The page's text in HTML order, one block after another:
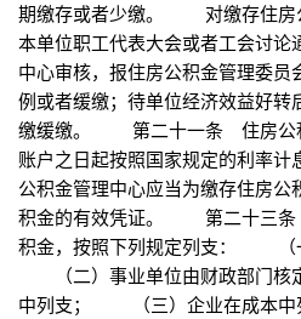
期缴存或者少缴。 对缴存住房
本单位职工代表大会或者工会讨论
中心审核，报住房公积金管理委员
例或者缓缴；待单位经济效益好转
缴缓缴。 第二十一条 住房公
账户之日起按照国家规定的利
公积金管理中心应当为缴存住房
积金的有效凭证。 第二十三条
积金，按照下列规定列支： （一
（二）事业单位由财政部门核
中列支； （三）企业在成本中